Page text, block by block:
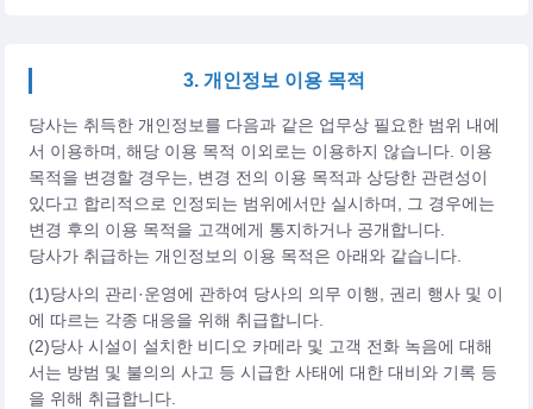
3. 개인정보 이용 목적
당사는 취득한 개인정보를 다음과 같은 업무상 필요한 범위 내에
서 이용하며, 해당 이용 목적 이외로는 이용하지 않습니다. 이용
목적을 변경할 경우는, 변경 전의 이용 목적과 상당한 관련성이
있다고 합리적으로 인정되는 범위에서만 실시하며, 그 경우에는
변경 후의 이용 목적을 고객에게 통지하거나 공개합니다.
당사가 취급하는 개인정보의 이용 목적은 아래와 같습니다.
(1)당사의 관리·운영에 관하여 당사의 의무 이행, 권리 행사 및 이
에 따르는 각종 대응을 위해 취급합니다.
(2)당사 시설이 설치한 비디오 카메라 및 고객 전화 녹음에 대해
서는 방범 및 불의의 사고 등 시급한 사태에 대한 대비와 기록 등
을 위해 취급합니다.